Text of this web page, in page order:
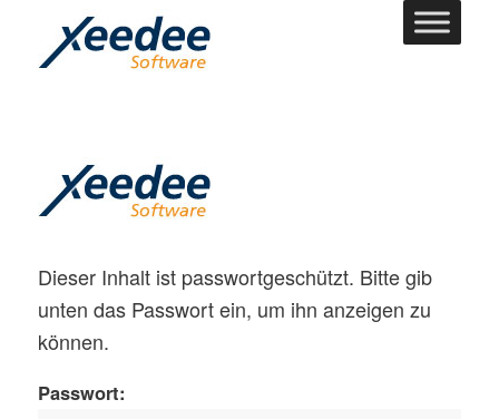
Dieser Inhalt ist passwortgeschützt. Bitte gib
unten das Passwort ein, um ihn anzeigen zu
können.
Passwort: